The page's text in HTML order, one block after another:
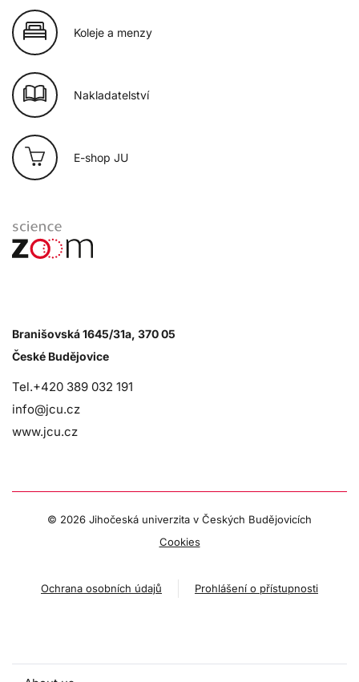
Koleje a menzy
Nakladatelství
E-shop JU
Branišovská 1645/31a, 370 05
České Budějovice
Tel.+420 389 032 191
info@jcu.cz
www.jcu.cz
© 2026 Jihočeská univerzita v Českých Budějovicích
Cookies
Ochrana osobních údajů Prohlášení o přístupnosti